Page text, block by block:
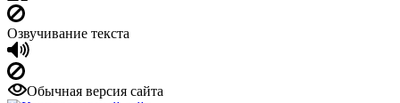
Озвучивание текста
Обычная версия сайта